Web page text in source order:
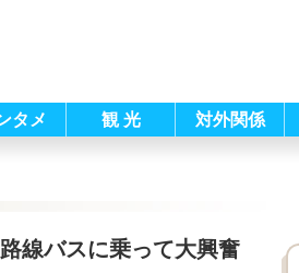
タメ 観 光 対外関係
線バスに乗って大興奮